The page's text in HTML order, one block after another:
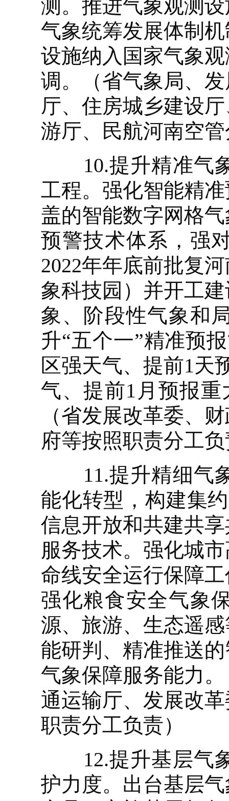
测。推进气象观测
气象统筹发展体制
设施纳入国家气象
调。（省气象局、
厅、住房城乡建设
游厅、民航河南空
10.提升精准气象
工程。强化智能精
盖的智能数字网格
预警技术体系，强
2022年年底前批复
象科技园）并开工
象、阶段性气象和
升“五个一”精准预
区强天气、提前1天
气、提前1月预报
（省发展改革委、
府等按照职责分工
11.提升精细气象
能化转型，构建集
信息开放和共建共
服务技术。强化城
命线安全运行保障
强化粮食安全气象
源、旅游、生态遥
能研判、精准推送
气象保障服务能力
通运输厅、发展改
职责分工负责）
12.提升基层气象
护力度。出台基层